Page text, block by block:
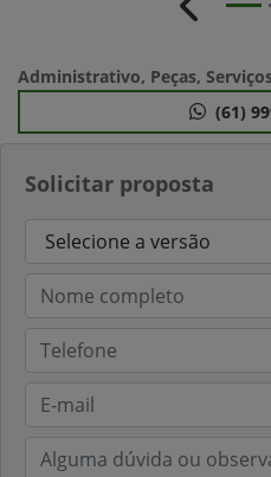
Solicitar proposta
Anterior
Administrativo, Peças,
(61)